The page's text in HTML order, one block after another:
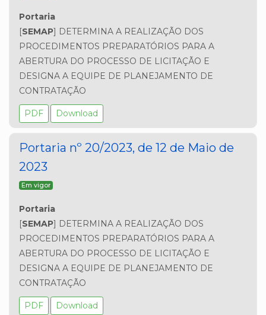
Portaria
[SEMAP] DETERMINA A REALIZAÇÃO DOS
PROCEDIMENTOS PREPARATÓRIOS PARA A
ABERTURA DO PROCESSO DE LICITAÇÃO E
DESIGNA A EQUIPE DE PLANEJAMENTO DE
CONTRATAÇÃO
PDF Download
Portaria nº 20/2023, de 12 de Maio de
2023
Em vigor
Portaria
[SEMAP] DETERMINA A REALIZAÇÃO DOS
PROCEDIMENTOS PREPARATÓRIOS PARA A
ABERTURA DO PROCESSO DE LICITAÇÃO E
DESIGNA A EQUIPE DE PLANEJAMENTO DE
CONTRATAÇÃO
PDF Download